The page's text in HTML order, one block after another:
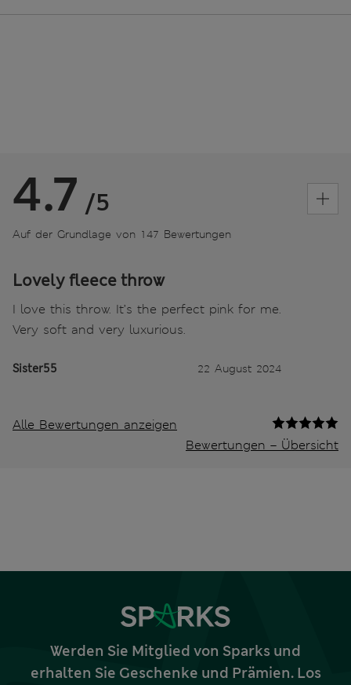
4.7 /5
Auf der Grundlage von 147 Bewertungen
Lovely fleece throw
I love this throw. It’s the perfect pink for me.
Very soft and very luxurious.
Sister55 22 August 2024
Alle Bewertungen anzeigen
Bewertungen – Übersicht
Werden Sie Mitglied von Sparks und
erhalten Sie Geschenke und Prämien. Los